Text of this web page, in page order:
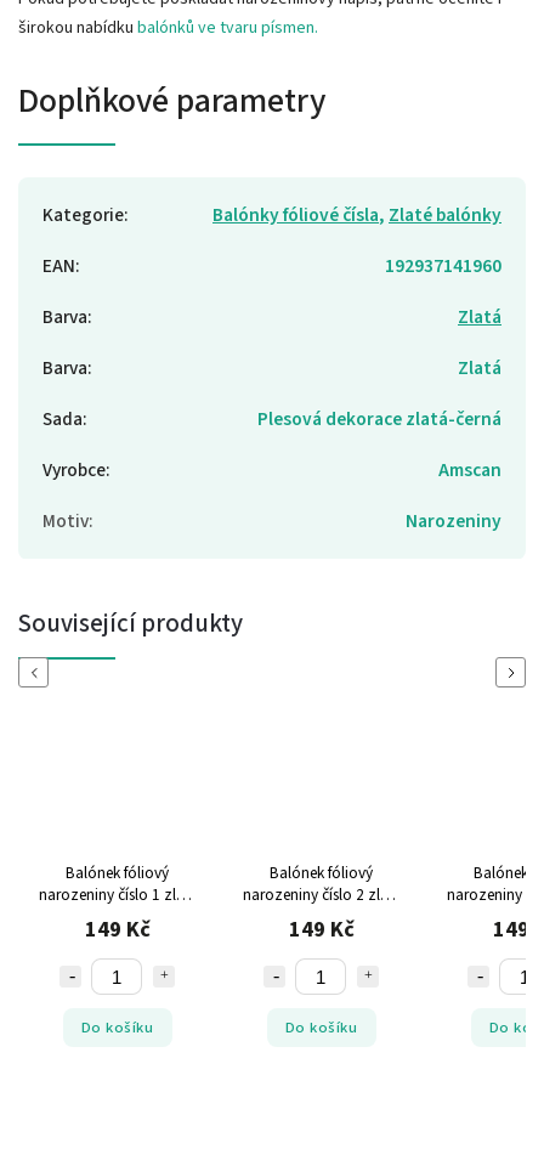
širokou nabídku balónků ve tvaru písmen.
Doplňkové parametry
Kategorie: Balónky fóliové čísla, Zlaté balónky
EAN:
192937141960
Barva:
Zlatá
Barva:
Zlatá
Sada:
Plesová dekorace zlatá-černá
Vyrobce:
Amscan
Motiv: Narozeniny
Související produkty
Previous
Balónek fóliový
narozeniny číslo 1 zlatý
86cm
149 Kč
Do košíku
Balónek fóliový
narozeniny číslo 2 zlatý
86cm
149 Kč
Do košíku
Balónek
narozeniny
86cm
149
Do
Next